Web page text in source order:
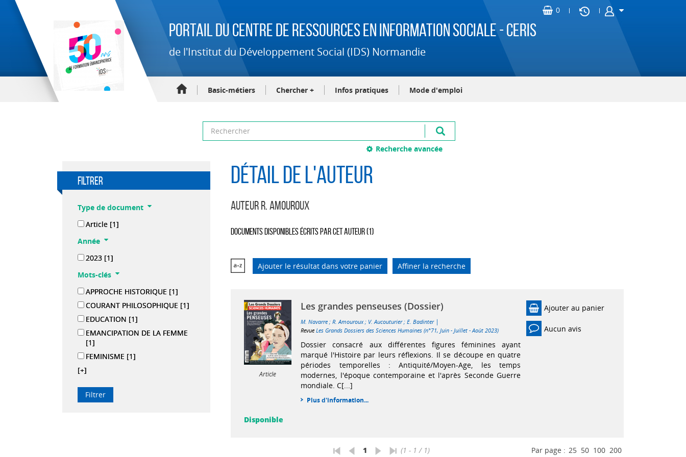
Portail du Centre de Ressources en Information Sociale - CERIS
de l'Institut du Développement Social (IDS) Normandie
Basic-métiers Chercher + Infos pratiques Mode d'emploi
Recherche avancée
filtrer
Type de document
Article [1]
Année
2023 [1]
Mots-clés
APPROCHE HISTORIQUE [1]
COURANT PHILOSOPHIQUE [1]
EDUCATION [1]
EMANCIPATION DE LA FEMME
[1]
FEMINISME [1]
[+]
Détail de l'auteur
Auteur R. Amouroux
Documents disponibles écrits par cet auteur (1)
Ajouter le résultat dans votre panier Affiner la recherche
Article
Les grandes penseuses (Dossier)
M. Navarre ;R. Amouroux; V. Aucouturier;E. Badinter |
RevueLes Grands Dossiers des Sciences Humaines (n°71, Juin - Juillet - Août 2023)
Dossier consacré aux différentes figures féminines ayant
marqué l'Histoire par leurs réflexions. Il se découpe en quatre
périodes temporelles : Antiquité/Moyen-Age, les temps
modernes, l'époque contemporaine et l'après Seconde Guerre
mondiale. C[...]
Plus d'information...
Ajouter au panier
Aucun avis
Disponible
1 (1 - 1 / 1) Par page : 25 50 100 200